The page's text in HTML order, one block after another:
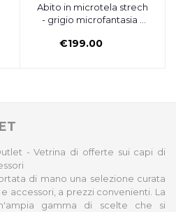
Aggiungi al carrello
Abito in microtela strech
- grigio microfantasia -
€199.00
- Vetrina di offerte sui capi di
di mano una selezione curata
accessori, a prezzi convenienti. La
gamma di scelte che si